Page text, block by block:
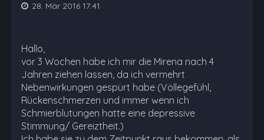
28. Mär 2016 17:41
Hallo,
vor 3 Wochen habe ich mir die Mirena nach 4
Jahren ziehen lassen, da ich vermehrt
Nebenwirkungen gespürt habe (Völlegefühl,
Rückenschmerzen und immer wenn ich
Schmierblutungen hatte eine depressive
Stimmung/ Gereiztheit.)